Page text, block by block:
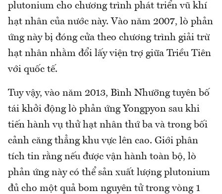
plutonium cho chương trình phát triển vũ khí
hạt nhân của nước này. Vào năm 2007, lò phản
ứng này bị đóng cửa theo chương trình giải trừ
hạt nhân nhằm đổi lấy viện trợ giữa Triều Tiên
với quốc tế.
Tuy vậy, vào năm 2013, Bình Nhưỡng tuyên bố
tái khởi động lò phản ứng Yongpyon sau khi
tiến hành vụ thử hạt nhân thứ ba và trong bối
cảnh căng thẳng khu vực lên cao. Giới phân
tích tin rằng nếu được vận hành toàn bộ, lò
phản ứng này có thể sản xuất lượng plutonium
đủ cho một quả bom nguyên tử trong vòng 1